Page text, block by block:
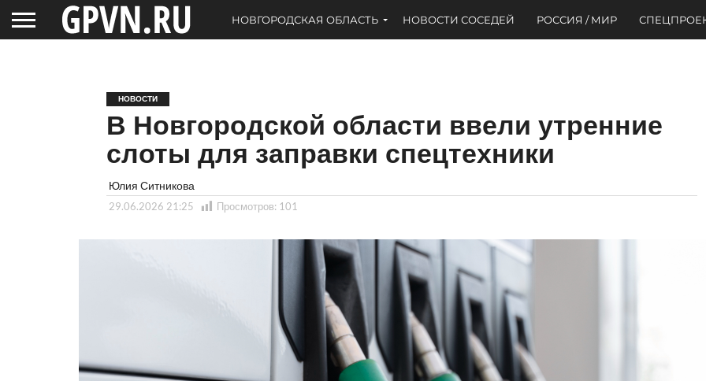
НОВГОРОДСКАЯ ОБЛАСТЬ НОВОСТИ СОСЕДЕЙ РОССИЯ / МИР
НОВОСТИ
В Новгородской области ввели утренние
слоты для заправки спецтехники
Юлия Ситникова
29.06.2026 21:25 Просмотров: 101